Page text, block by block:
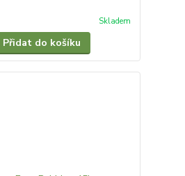
Skladem
Přidat do košíku